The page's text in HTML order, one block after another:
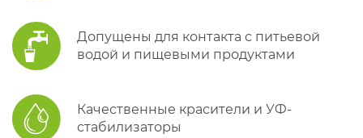
Допущены для контакта с питьевой
водой и пищевыми продуктами
Качественные красители и УФ-
стабилизаторы